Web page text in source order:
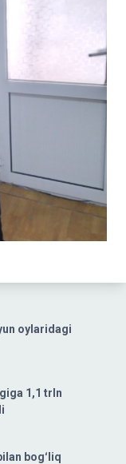
oylaridagi
1,1 trln
bogʻliq